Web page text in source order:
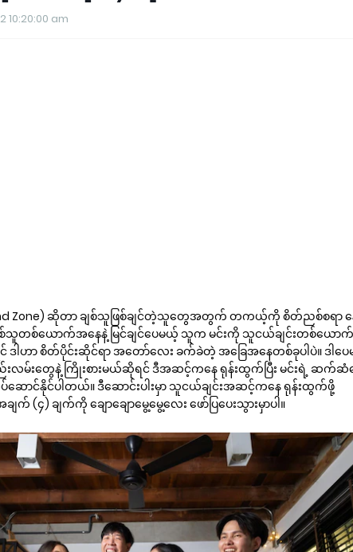
10:20:00 am
Zone) ဆိုတာ ချစ်သူဖြစ်ချင်တဲ့သူတွေအတွက် တကယ့်ကို စိတ်ညစ်စရာ န
စ်သူတစ်ယောက်အနေနဲ့ မြင်ချင်ပေမယ့် သူက မင်းကို သူငယ်ချင်းတစ်ယောက်
ဒါဟာ စိတ်ပိုင်းဆိုင်ရာ အတော်လေး ခက်ခဲတဲ့ အခြေအနေတစ်ခုပါပဲ။ ဒါပ
းလမ်းတွေနဲ့ ကြိုးစားမယ်ဆိုရင် ဒီအဆင့်ကနေ ရုန်းထွက်ပြီး မင်းရဲ့ ဆက်ဆံ
င်နိုင်ပါတယ်။ ဒီဆောင်းပါးမှာ သူငယ်ချင်းအဆင့်ကနေ ရုန်းထွက်ဖို့
(၄) ချက်ကို ချောချောမွေ့မွေ့လေး ဖော်ပြပေးသွားမှာပါ။